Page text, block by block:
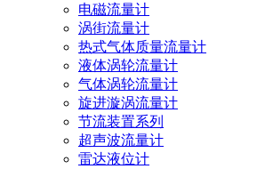
电磁流量计
涡街流量计
热式气体质量流量计
液体涡轮流量计
气体涡轮流量计
旋进漩涡流量计
节流装置系列
超声波流量计
雷达液位计